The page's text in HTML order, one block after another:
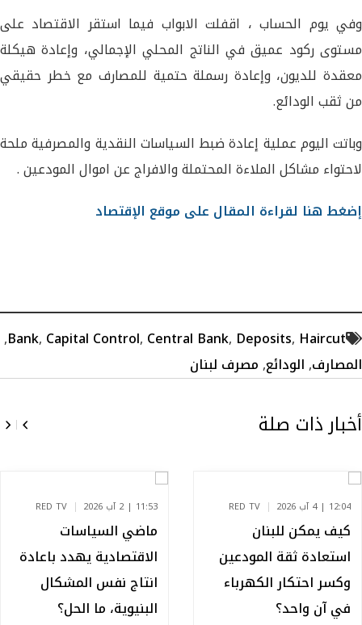
وفي يوم الحساب ، اقفلت الابواب فيما استقر الاقتصاد على
مستوى ركود عميق في ​الناتج المحلي​ الإجمالي، وإعادة هيكلة
معقدة للديون، وإعادة ​رسملة​ حتمية للمصارف مع خطر حقيقي
من ثقب الودائع.
وباتت اليوم عملية إعادة ضبط السياسات النقدية والمصرفية ملحة
لاحتواء مشاكل الملاءة المحتملة والافراج عن اموال المودعين .
إضغط هنا لقراءة المقال على موقع الإقتصاد
Bank, Capital Control, Central Bank, Deposits, Haircut
,
المصارف,الودائع,مصرف لبنان
أخبار ذات صلة
12:04 | 4 آب 2026 RED TV
كيف يمكن للبنان
استعادة ثقة المودعين
وكسر احتكار الكهرباء
في آن واحد؟
11:53 | 2 آب 2026 RED TV
ماضي السياسات
الاقتصادية يهدد باعادة
انتاج نفس المشكال
البنيوية، ما الحل؟